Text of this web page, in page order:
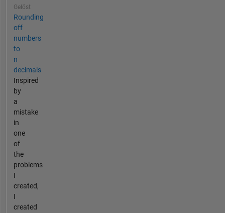
Gelöst
Rounding
off
numbers
to
n
decimals
Inspired
by
a
mistake
in
one
of
the
problems
I
created,
I
created